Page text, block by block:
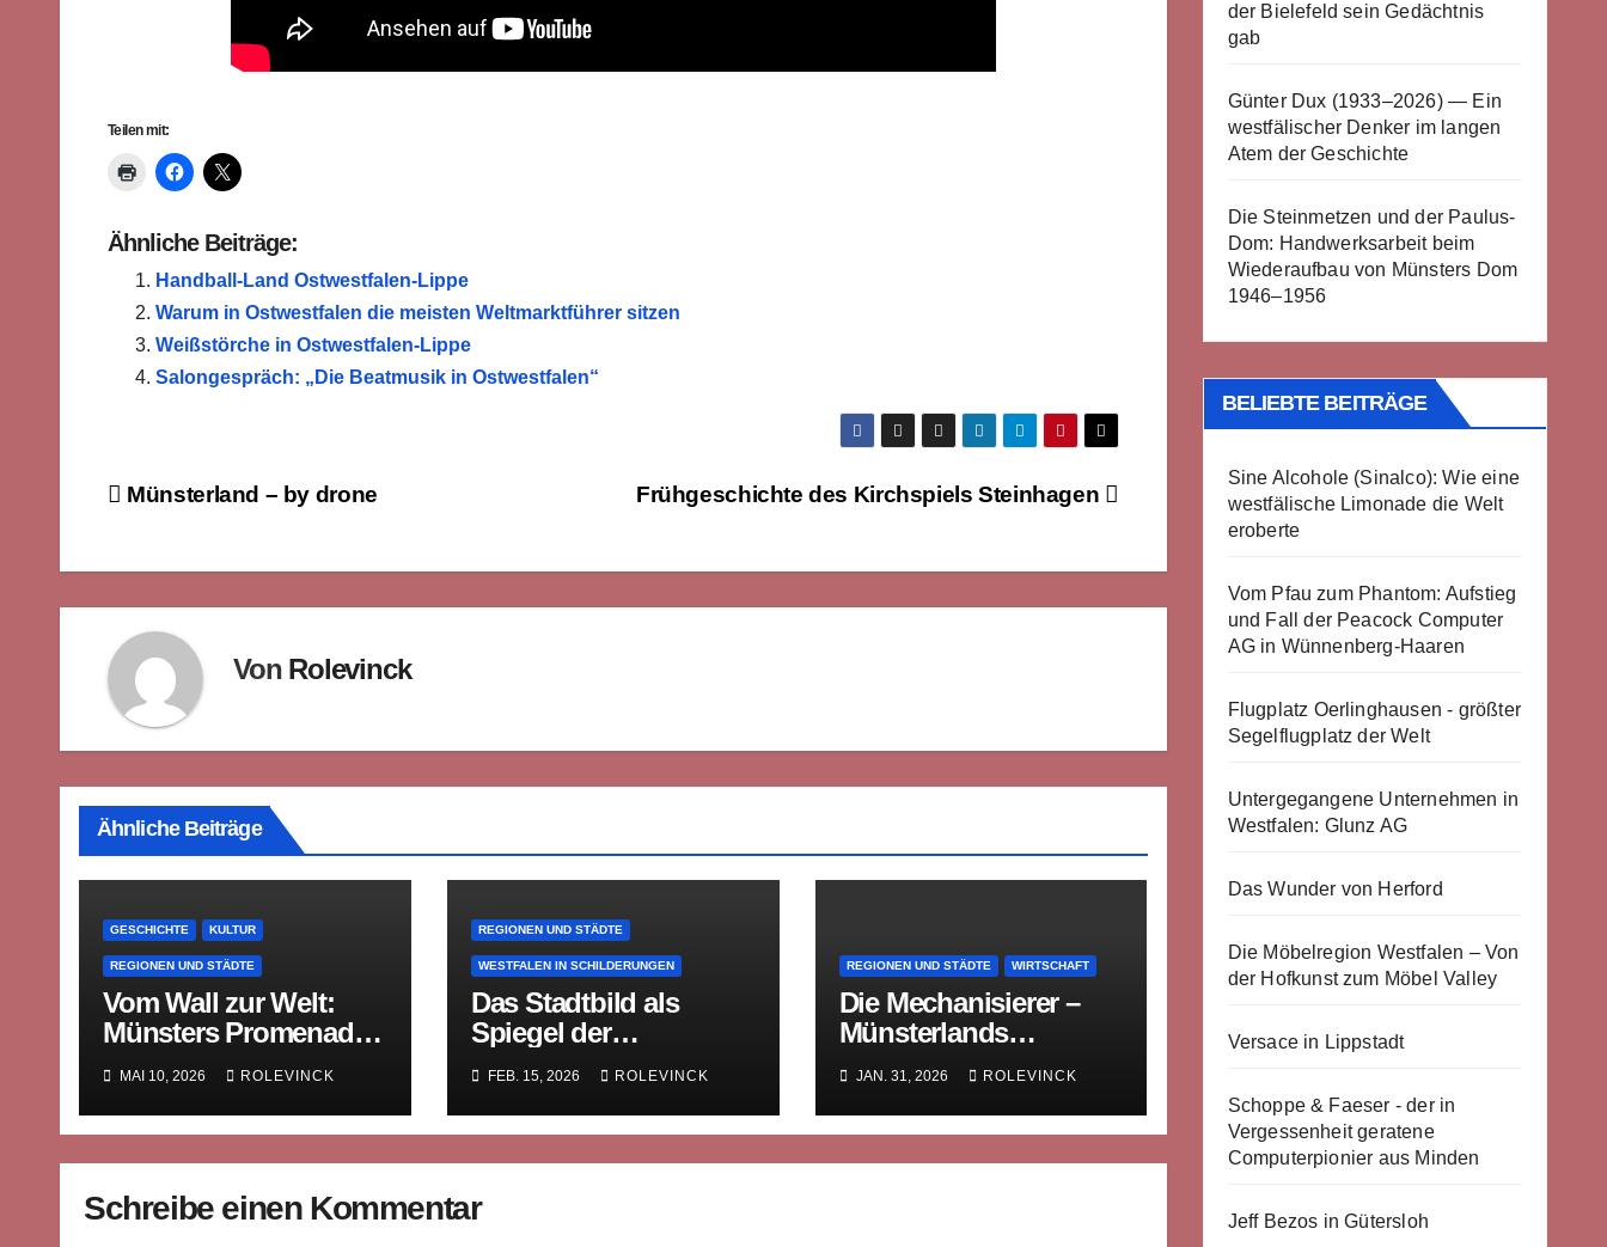
Teilen mit:
Ähnliche Beiträge:
Handball-Land Ostwestfalen-Lippe
Warum in Ostwestfalen die meisten Weltmarktführer sitzen
Weißstörche in Ostwestfalen-Lippe
Salongespräch: „Die Beatmusik in Ostwestfalen“
Beitragsnavigation Frühgeschichte des Kirchspiels Steinhagen
Münsterland – by drone
Von Rolevinck
Ähnliche Beiträge
GESCHICHTE KULTUR
REGIONEN UND STÄDTE
Vom Wall zur Welt:
Münsters Promenade
und die Erfindung des
öffentlichen Raums
MAI 10, 2026 ROLEVINCK
REGIONEN UND STÄDTE
WESTFALEN IN SCHILDERUNGEN
Das Stadtbild als
Spiegel der
Geschichte
FEB. 15, 2026 ROLEVINCK
REGIONEN UND STÄDTE WIRTSCHAFT
Die Mechanisierer –
Münsterlands
vergessene
Textilpioniere
JAN. 31, 2026 ROLEVINCK
Schreibe einen Kommentar
der Bielefeld sein Gedächtnis
gab
Günter Dux (1933–2026) — Ein
westfälischer Denker im langen
Atem der Geschichte
Die Steinmetzen und der Paulus-
Dom: Handwerksarbeit beim
Wiederaufbau von Münsters Dom
1946–1956
BELIEBTE BEITRÄGE
Sine Alcohole (Sinalco): Wie eine
westfälische Limonade die Welt
eroberte
Vom Pfau zum Phantom: Aufstieg
und Fall der Peacock Computer
AG in Wünnenberg-Haaren
Flugplatz Oerlinghausen - größter
Segelflugplatz der Welt
Untergegangene Unternehmen in
Westfalen: Glunz AG
Das Wunder von Herford
Die Möbelregion Westfalen – Von
der Hofkunst zum Möbel Valley
Versace in Lippstadt
Schoppe & Faeser - der in
Vergessenheit geratene
Computerpionier aus Minden
Jeff Bezos in Gütersloh